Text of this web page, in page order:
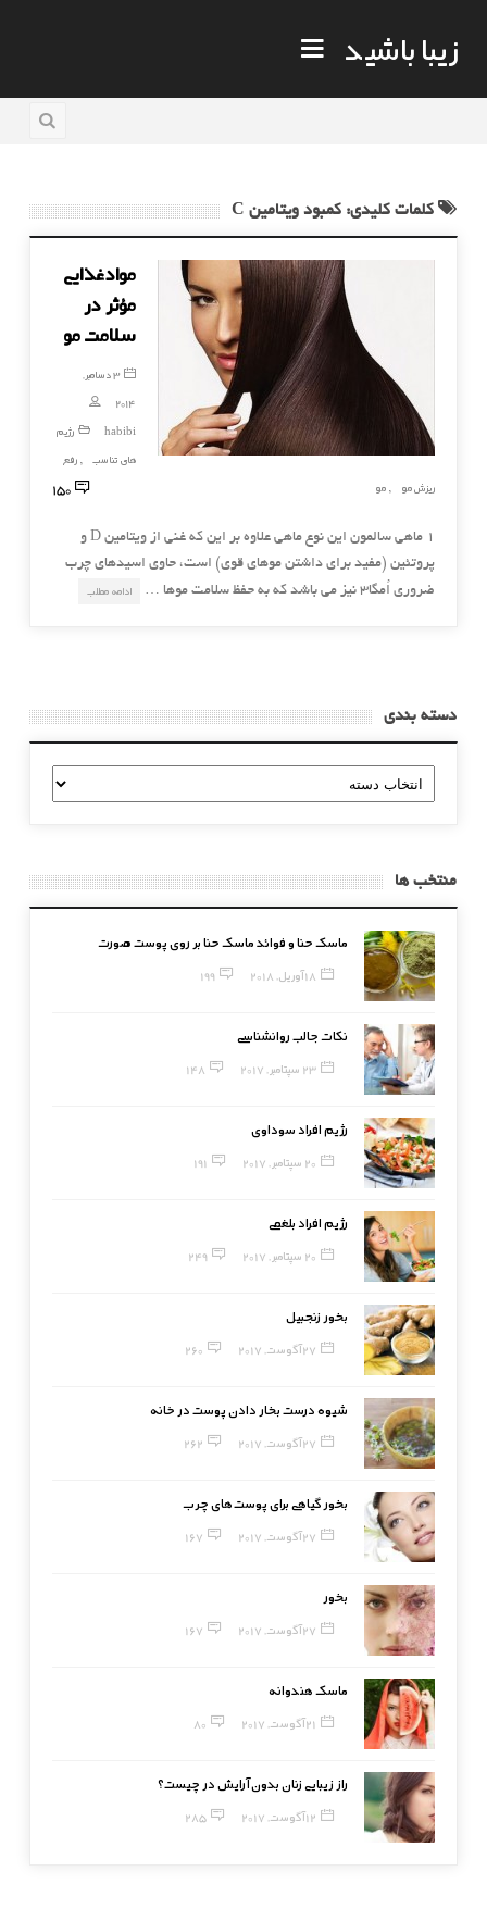
زیبا باشید
کلمات کلیدی: کمبود ویتامین C
موادغذایی
مؤثر در
سلامت مو
3 دسامبر,
2014
habibi
رژیم
های تناسب
, رفع
ریزش مو
, مو 150
۱ ماهی سالمون این نوع ماهی علاوه بر این که غنی از ویتامین D و
پروتئین (مفید برای داشتن موهای قوی) است، حاوی اسیدهای چرب
ضروری اُمگا۳ نیز می باشد که به حفظ سلامت موها …
ادامه مطلب
دسته بندی
دسته
بندی
منتخب ها
ماسک حنا و فوائد ماسک حنا بر روی پوست صورت
18 آوریل, 2018 199
نکات جالب روانشناسی
23 سپتامبر, 2017 148
رژیم افراد سوداوی
20 سپتامبر, 2017 191
رژیم افراد بلغمی
20 سپتامبر, 2017 249
بخور زنجبیل
27 آگوست, 2017 260
شیوه درست بخار دادن پوست در خانه
27 آگوست, 2017 262
بخور گیاهی برای پوست‌های چرب
27 آگوست, 2017 167
بخور
27 آگوست, 2017 167
ماسک هندوانه
21 آگوست, 2017 80
راز زیبایی زنان بدون آرایش در چیست؟
12 آگوست, 2017 285